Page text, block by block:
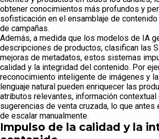
obtener conocimientos más profundos y
sofisticación en el ensamblaje de
de campañas.
Además, a medida que los modelos de IA
descripciones de productos, clasifican las
mejoras de metadatos, estos sistemas
calidad y la integridad del contenido. Por
reconocimiento inteligente de imágenes y
lenguaje natural pueden enriquecer las
atributos relevantes, información contextual
sugerencias de venta cruzada, lo que antes
de escalar manualmente.
Impulso de la calidad y la